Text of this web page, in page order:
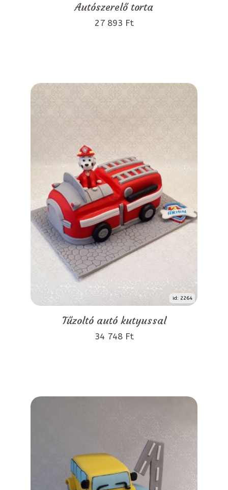
Autószerelő torta
27 893 Ft
id: 2264
Tűzoltó autó kutyussal
34 748 Ft